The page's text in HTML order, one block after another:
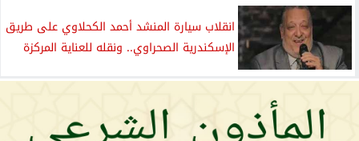
انقلاب سيارة المنشد أحمد الكحلاوي على طريق
الإسكندرية الصحراوي.. ونقله للعناية المركزة